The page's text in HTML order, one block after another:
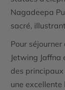
Nagadeepa
sacré,
Pour séjourner
Jetwing Jaffna
des
une